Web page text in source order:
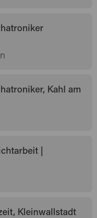
Kahl am
|
Kleinwallstadt